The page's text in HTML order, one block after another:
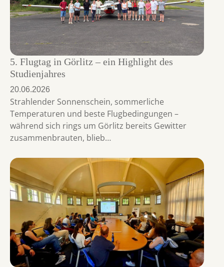
5. Flugtag in Görlitz – ein Highlight des
Studienjahres
20.06.2026
Strahlender Sonnenschein, sommerliche
Temperaturen und beste Flugbedingungen –
während sich rings um Görlitz bereits Gewitter
zusammenbrauten, blieb…